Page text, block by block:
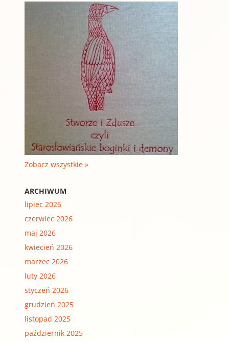
Zobacz wszystkie »
ARCHIWUM
lipiec 2026
czerwiec 2026
maj 2026
kwiecień 2026
marzec 2026
luty 2026
styczeń 2026
grudzień 2025
listopad 2025
październik 2025